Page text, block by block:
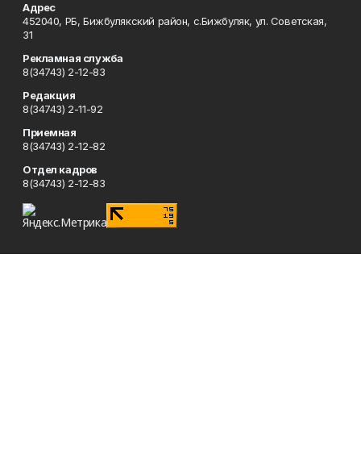
Адрес
452040, РБ, Бижбулякский район, с.Бижбуляк, ул. Советская,
31
Рекламная служба
8(34743) 2-12-83
Редакция
8(34743) 2-11-92
Приемная
8(34743) 2-12-82
Отдел кадров
8(34743) 2-12-83